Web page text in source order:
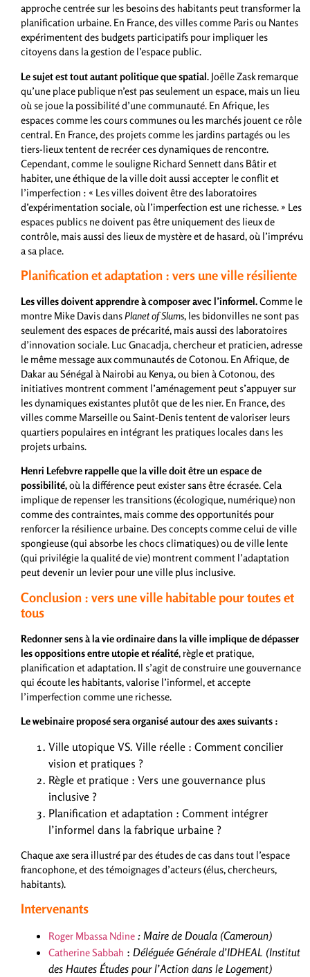
approche centrée sur les besoins des habitants peut transformer la
planification urbaine. En France, des villes comme Paris ou Nantes
expérimentent des budgets participatifs pour impliquer les
citoyens dans la gestion de l’espace public.
Le sujet est tout autant politique que spatial. Joëlle Zask remarque
qu’une place publique n’est pas seulement un espace, mais un lieu
où se joue la possibilité d’une communauté. En Afrique, les
espaces comme les cours communes ou les marchés jouent ce rôle
central. En France, des projets comme les jardins partagés ou les
tiers-lieux tentent de recréer ces dynamiques de rencontre.
Cependant, comme le souligne Richard Sennett dans Bâtir et
habiter, une éthique de la ville doit aussi accepter le conflit et
l’imperfection : « Les villes doivent être des laboratoires
d’expérimentation sociale, où l’imperfection est une richesse. » Les
espaces publics ne doivent pas être uniquement des lieux de
contrôle, mais aussi des lieux de mystère et de hasard, où l’imprévu
a sa place.
Planification et adaptation : vers une ville résiliente
Les villes doivent apprendre à composer avec l’informel.Comme le
montre Mike Davis dansPlanet of Slums, les bidonvilles ne sont pas
seulement des espaces de précarité, mais aussi des laboratoires
d’innovation sociale. Luc Gnacadja, chercheur et praticien, adresse
le même message aux communautés de Cotonou. En Afrique, de
Dakar au Sénégal à Nairobi au Kenya, ou bien à Cotonou, des
initiatives montrent comment l’aménagement peut s’appuyer sur
les dynamiques existantes plutôt que de les nier. En France, des
villes comme Marseille ou Saint-Denis tentent de valoriser leurs
quartiers populaires en intégrant les pratiques locales dans les
projets urbains.
Henri Lefebvre rappelle que la ville doit être un espace de
possibilité,où la différence peut exister sans être écrasée. Cela
implique de repenser les transitions (écologique, numérique) non
comme des contraintes, mais comme des opportunités pour
renforcer la résilience urbaine. Des concepts comme celui de ville
spongieuse (qui absorbe les chocs climatiques) ou de ville lente
(qui privilégie la qualité de vie) montrent comment l’adaptation
peut devenir un levier pour une ville plus inclusive.
Conclusion : vers une ville habitable pour toutes et
tous
Redonner sens à la vie ordinaire dans la ville implique de dépasser
les oppositions entre utopie et réalité, règle et pratique,
planification et adaptation. Il s’agit de construire une gouvernance
qui écoute les habitants, valorise l’informel, et accepte
l’imperfection comme une richesse.
Le webinaire proposé sera organisé autour des axes suivants :
Ville utopique VS. Ville réelle : Comment concilier
vision et pratiques ?
Règle et pratique : Vers une gouvernance plus
inclusive ?
Planification et adaptation : Comment intégrer
l’informel dans la fabrique urbaine ?
Chaque axe sera illustré par des études de cas dans tout l’espace
francophone, et des témoignages d’acteurs (élus, chercheurs,
habitants).
Intervenants
Roger Mbassa Ndine : Maire de Douala (Cameroun)
Catherine Sabbah : Déléguée Générale d’IDHEAL (Institut
des Hautes Études pour l’Action dans le Logement)